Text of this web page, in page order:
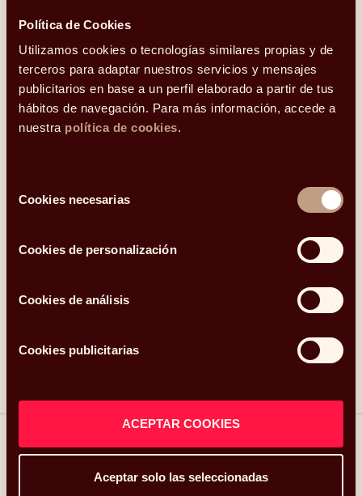
Política de Cookies
Utilizamos cookies o tecnologías similares propias y de
terceros para adaptar nuestros servicios y mensajes
publicitarios en base a un perfil elaborado a partir de tus
hábitos de navegación. Para más información, accede a
nuestra política de cookies.
deCookies necesarias
Cookies de personalización
Cookies de análisis
Cookies publicitarias
ACEPTAR COOKIES
Aceptar solo las seleccionadas
competitiva del mercado español.
En la actualidad gestiona y asesora más de 14.000
millones, tiene más de 14.400 clientes y un equipo de
casi 300 profesionales en diez oficinas: Madrid,
Barcelona, Bilbao, Logroño, Pamplona, Zaragoza,
grupos familiares y empresariales,
Family Offices
e
asesoramiento financiero, patrimonial, inmobiliario y
corporativo, así como un acceso especializado e
financieros, alternativos e inmobiliarios.
Compartir